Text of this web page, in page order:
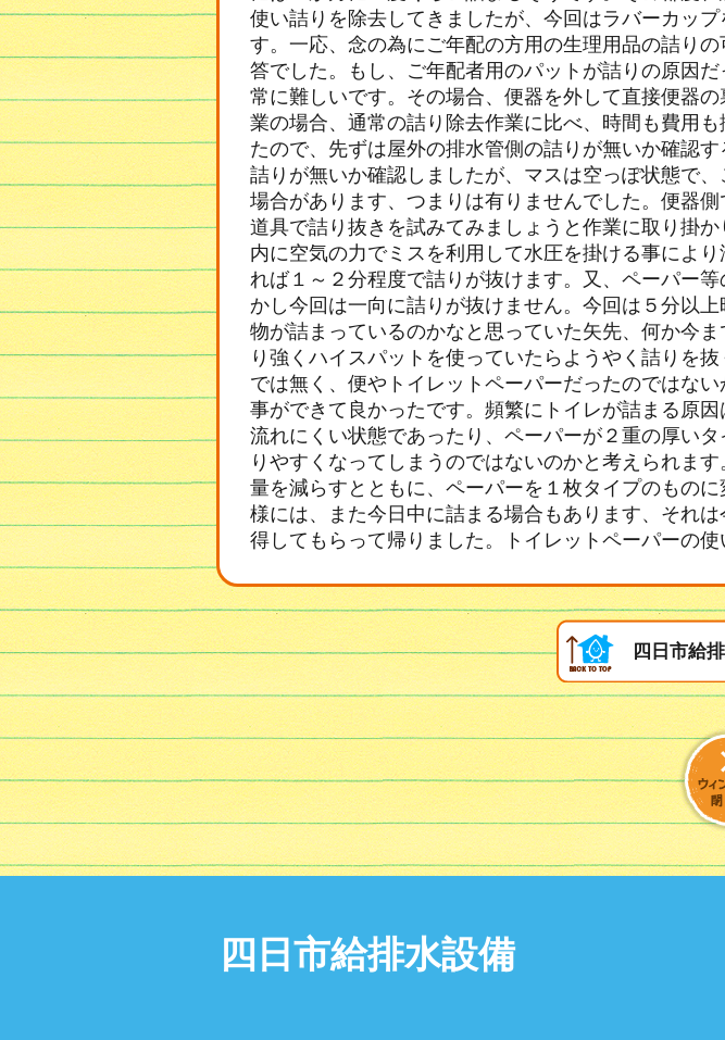
使い詰りを除去してきましたが、今回はラバーカッ
す。一応、念の為にご年配の方用の生理用品の詰り
答でした。もし、ご年配者用のパットが詰りの原因
常に難しいです。その場合、便器を外して直接便器
業の場合、通常の詰り除去作業に比べ、時間も費用
たので、先ずは屋外の排水管側の詰りが無いか確認
詰りが無いか確認しましたが、マスは空っぽ状態で
場合があります、つまりは有りませんでした。便器
道具で詰り抜きを試みてみましょうと作業に取り掛
内に空気の力でミスを利用して水圧を掛ける事によ
れば１～２分程度で詰りが抜けます。又、ペーパー
かし今回は一向に詰りが抜けません。今回は５分以
物が詰まっているのかなと思っていた矢先、何か今
り強くハイスパットを使っていたらようやく詰りを
では無く、便やトイレットペーパーだったのではな
事ができて良かったです。頻繁にトイレが詰まる原
流れにくい状態であったり、ペーパーが２重の厚い
りやすくなってしまうのではないのかと考えられま
量を減らすとともに、ペーパーを１枚タイプのもの
様には、また今日中に詰まる場合もあります、それ
得してもらって帰りました。トイレットペーパーの使
四日市給
四日市給排水設備